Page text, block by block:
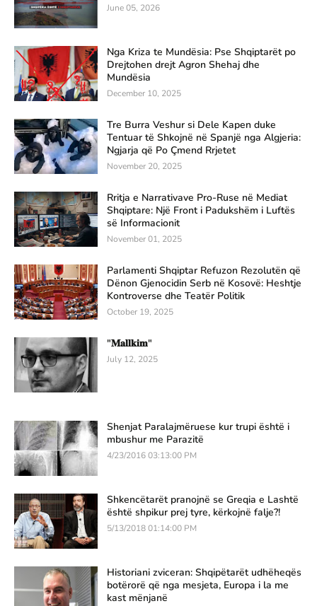
June 05, 2026
Nga Kriza te Mundësia: Pse Shqiptarët po
Drejtohen drejt Agron Shehaj dhe
Mundësia
December 10, 2025
Tre Burra Veshur si Dele Kapen duke
Tentuar të Shkojnë në Spanjë nga Algjeria:
Ngjarja që Po Çmend Rrjetet
November 20, 2025
Rritja e Narrativave Pro-Ruse në Mediat
Shqiptare: Një Front i Padukshëm i Luftës
së Informacionit
November 01, 2025
Parlamenti Shqiptar Refuzon Rezolutën që
Dënon Gjenocidin Serb në Kosovë: Heshtje
Kontroverse dhe Teatër Politik
October 19, 2025
"𝐌𝐚𝐥𝐥𝐤𝐢𝐦"
July 12, 2025
Shenjat Paralajmëruese kur trupi është i
mbushur me Parazitë
4/23/2016 03:13:00 PM
Shkencëtarët pranojnë se Greqia e Lashtë
është shpikur prej tyre, kërkojnë falje?!
5/13/2018 01:14:00 PM
Historiani zviceran: Shqipëtarët udhëheqës
botërorë që nga mesjeta, Europa i la me
kast mënjanë